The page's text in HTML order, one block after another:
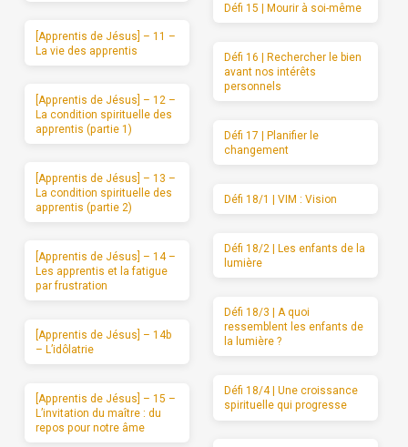
[Apprentis de Jésus] – 11 –
La vie des apprentis
[Apprentis de Jésus] – 12 –
La condition spirituelle des
apprentis (partie 1)
[Apprentis de Jésus] – 13 –
La condition spirituelle des
apprentis (partie 2)
[Apprentis de Jésus] – 14 –
Les apprentis et la fatigue
par frustration
[Apprentis de Jésus] – 14b
– L’idôlatrie
[Apprentis de Jésus] – 15 –
L’invitation du maître : du
repos pour notre âme
Défi 15 | Mourir à soi-même
Défi 16 | Rechercher le bien
avant nos intérêts
personnels
Défi 17 | Planifier le
changement
Défi 18/1 | VIM : Vision
Défi 18/2 | Les enfants de la
lumière
Défi 18/3 | A quoi
ressemblent les enfants de
la lumière ?
Défi 18/4 | Une croissance
spirituelle qui progresse